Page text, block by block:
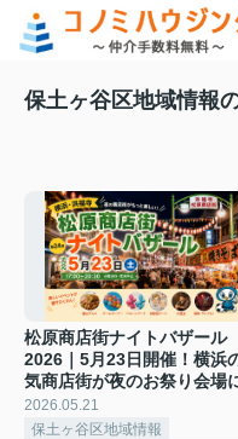
保土ヶ谷区地域情報
松原商店街ナイトバザール
2026｜5月23日開催！横浜
気商店街が夜のお祭り会場
2026.05.21
保土ヶ谷区地域情報